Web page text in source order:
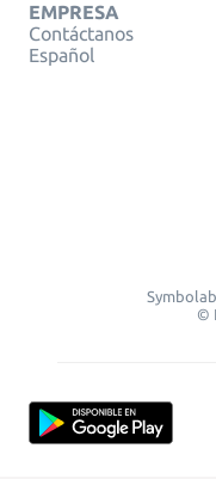
EMPRESA
Contáctanos
Español
©